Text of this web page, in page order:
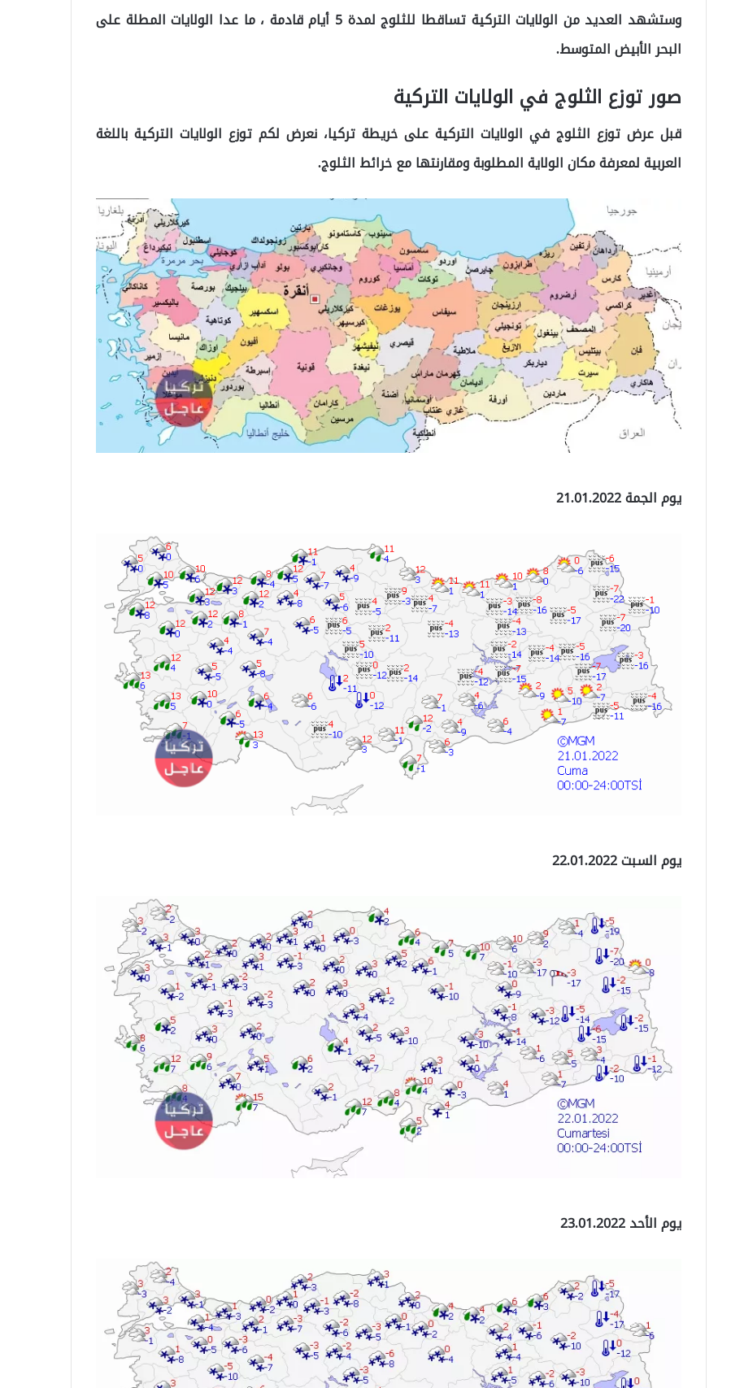
وستشهد العديد من الولايات التركية تساقطا للثلوج لمدة 5 أيام قادمة ، ما عدا الولايات المطلة على
البحر الأبيض المتوسط.
صور توزع الثلوج في الولايات التركية
قبل عرض توزع الثلوج في الولايات التركية على خريطة تركيا، نعرض لكم توزع الولايات التركية باللغة
العربية لمعرفة مكان الولاية المطلوبة ومقارنتها مع خرائط الثلوج.
يوم الجمة 21.01.2022
يوم السبت 22.01.2022
يوم الأحد 23.01.2022